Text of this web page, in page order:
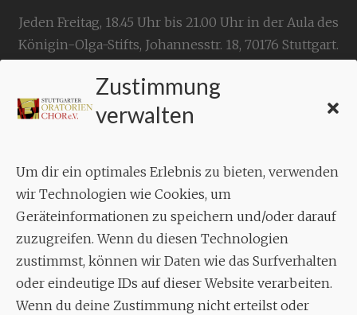
Zustimmung
verwalten
Um dir ein optimales Erlebnis zu bieten, verwenden
wir Technologien wie Cookies, um
Geräteinformationen zu speichern und/oder darauf
zuzugreifen. Wenn du diesen Technologien
zustimmst, können wir Daten wie das Surfverhalten
oder eindeutige IDs auf dieser Website verarbeiten.
Wenn du deine Zustimmung nicht erteilst oder
Jeden Freitag, 18.45 Uhr bis 21.00 Uhr in der Aula des
Königin-Olga-Stifts, Johannesstr. 18, 70176 Stuttgart.
KONTAKT
Geschäftsstelle:
Aixheimer Str. 18
70619 Stuttgart
MUSIK
Musikalischer Leiter:
Enrico Trummer